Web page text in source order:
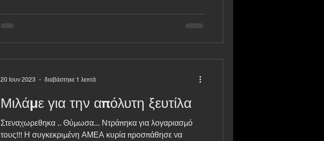
Μιλάμε για την απόλυτη ξευτίλα
Στεναχωρεθηκα .. Θύμωσα... Ντράπηκα για λογαριασμό
τους!!! Η συγκεκριμένη ΑΜΕΑ κυρία προσπάθησε να
20 Ιουν 2023 διαβάστηκε 1 λεπτά